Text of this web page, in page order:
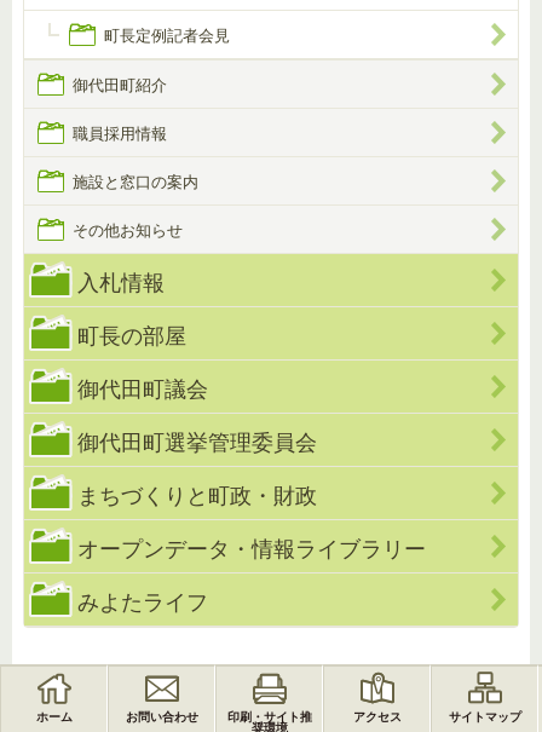
町長定例記者会見
御代田町紹介
職員採用情報
施設と窓口の案内
その他お知らせ
入札情報
町長の部屋
御代田町議会
御代田町選挙管理委員会
まちづくりと町政・財政
オープンデータ・情報ライブラリー
みよたライフ
ホーム お問い合わせ
印刷・サイト推
奨環境
アクセス サイトマップ